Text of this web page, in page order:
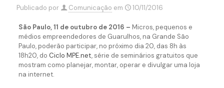
Publicado por Comunicação em 10/11/2016
São Paulo, 11 de outubro de 2016 – Micros, pequenos e
médios empreendedores de Guarulhos, na Grande São
Paulo, poderão participar, no próximo dia 20, das 8h às
18h20, do Ciclo MPE.net, série de seminários gratuitos que
mostram como planejar, montar, operar e divulgar uma loja
na internet.